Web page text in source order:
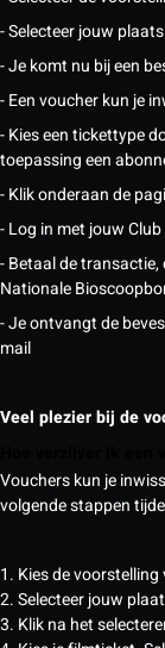
- Selecteer jouw
- Je komt nu bij een
- Een voucher kun je
- Kies een tickettype
toepassing een
- Klik onderaan de
- Log in met jouw
- Betaal de
Nationale
- Je ontvangt de
mail
Veel plezier bij de
Vouchers kun je
volgende stappen
1. Kies de
2. Selecteer jouw
3. Klik na het